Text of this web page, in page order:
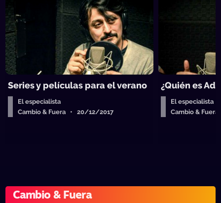
Series y películas para el verano
El especialista
Cambio & Fuera • 20/12/2017
¿Quién es
El especialista
Cambio &
Cambio & Fuera